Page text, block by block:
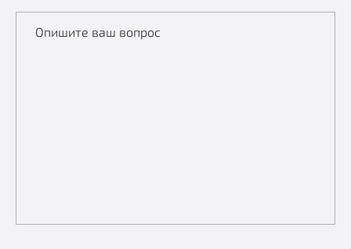
Опишите ваш вопрос